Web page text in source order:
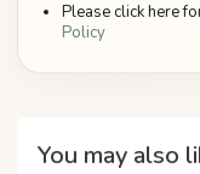
Please click here
Policy
You may also